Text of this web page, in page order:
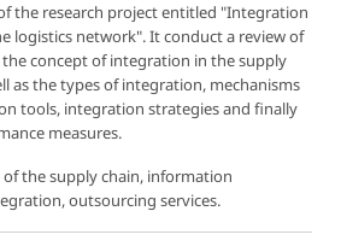
the research project entitled "Integration
logistics network". It conduct a review of
concept of integration in the supply
as the types of integration, mechanisms
tools, integration strategies and finally
measures.
the supply chain, information
outsourcing services.